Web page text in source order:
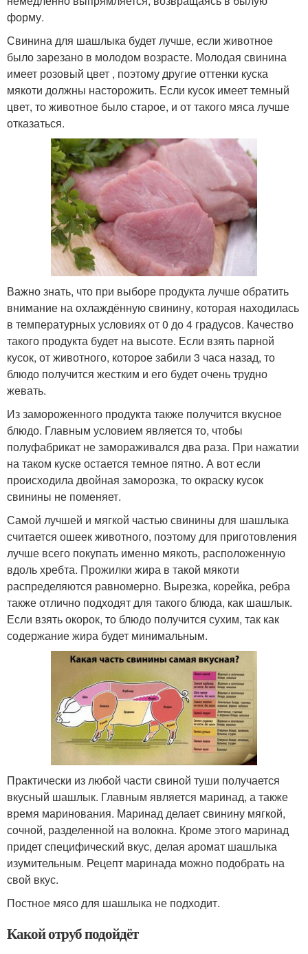
форму.
Свинина для шашлыка будет лучше, если животное
было зарезано в молодом возрасте. Молодая свинина
имеет розовый цвет , поэтому другие оттенки куска
мякоти должны насторожить. Если кусок имеет темный
цвет, то животное было старое, и от такого мяса лучше
отказаться.
Важно знать, что при выборе продукта лучше обратить
внимание на охлаждённую свинину, которая находилась
в температурных условиях от 0 до 4 градусов. Качество
такого продукта будет на высоте. Если взять парной
кусок, от животного, которое забили 3 часа назад, то
блюдо получится жестким и его будет очень трудно
жевать.
Из замороженного продукта также получится вкусное
блюдо. Главным условием является то, чтобы
полуфабрикат не замораживался два раза. При нажатии
на таком куске остается темное пятно. А вот если
происходила двойная заморозка, то окраску кусок
свинины не поменяет.
Самой лучшей и мягкой частью свинины для шашлыка
считается ошеек животного, поэтому для приготовления
лучше всего покупать именно мякоть, расположенную
вдоль хребта. Прожилки жира в такой мякоти
распределяются равномерно. Вырезка, корейка, ребра
также отлично подходят для такого блюда, как шашлык.
Если взять окорок, то блюдо получится сухим, так как
содержание жира будет минимальным.
Практически из любой части свиной туши получается
вкусный шашлык. Главным является маринад, а также
время маринования. Маринад делает свинину мягкой,
сочной, разделенной на волокна. Кроме этого маринад
придет специфический вкус, делая аромат шашлыка
изумительным. Рецепт маринада можно подобрать на
свой вкус.
Постное мясо для шашлыка не подходит.
Какой отруб подойдёт